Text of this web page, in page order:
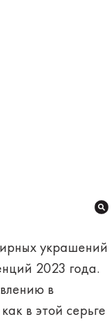
украшений
2023 года.
в
в этой серьге